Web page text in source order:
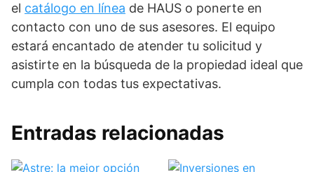
el catálogo en línea de HAUS o ponerte en
contacto con uno de sus asesores. El equipo
estará encantado de atender tu solicitud y
asistirte en la búsqueda de la propiedad ideal que
cumpla con todas tus expectativas.
Entradas relacionadas